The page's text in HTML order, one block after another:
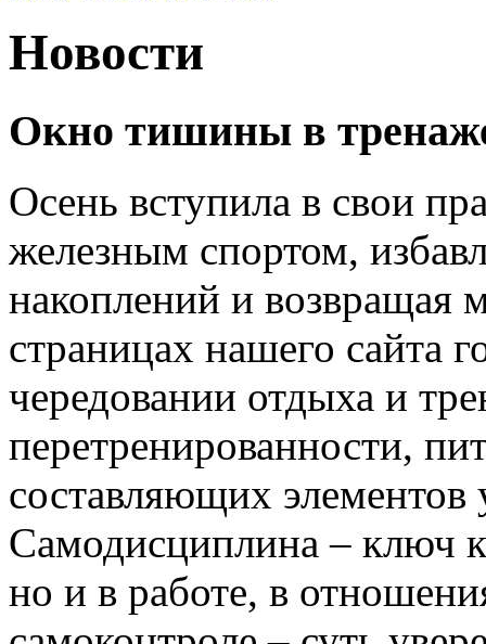
Новости
Окно тишины в
Осень вступила в свои
железным спортом,
накоплений и
страницах нашего сайта
чередовании отдыха и
перетренированности,
составляющих элементов
Самодисциплина – ключ
но и в работе, в